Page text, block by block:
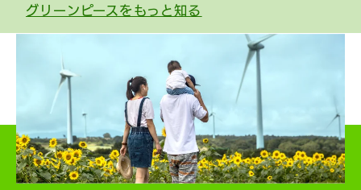
グリーンピースをもっと知る